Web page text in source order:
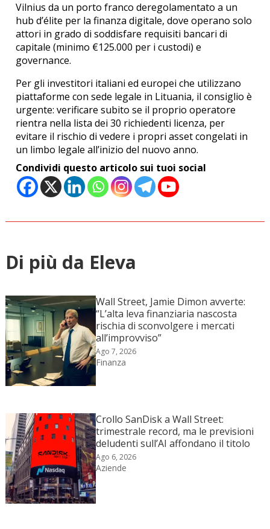
Vilnius da un porto franco deregolamentato a un
hub d’élite per la finanza digitale, dove operano solo
attori in grado di soddisfare requisiti bancari di
capitale (minimo €125.000 per i custodi) e
governance.
Per gli investitori italiani ed europei che utilizzano
piattaforme con sede legale in Lituania, il consiglio è
urgente: verificare subito se il proprio operatore
rientra nella lista dei 30 richiedenti licenza, per
evitare il rischio di vedere i propri asset congelati in
un limbo legale all’inizio del nuovo anno.
Condividi questo articolo sui tuoi social
Di più da Eleva
Wall Street, Jamie Dimon avverte:
“L’alta leva finanziaria nascosta
rischia di sconvolgere i mercati
all’improvviso”
Ago 7, 2026
Finanza
Crollo SanDisk a Wall Street:
trimestrale record, ma le previsioni
deludenti sull’AI affondano il titolo
Ago 6, 2026
Aziende